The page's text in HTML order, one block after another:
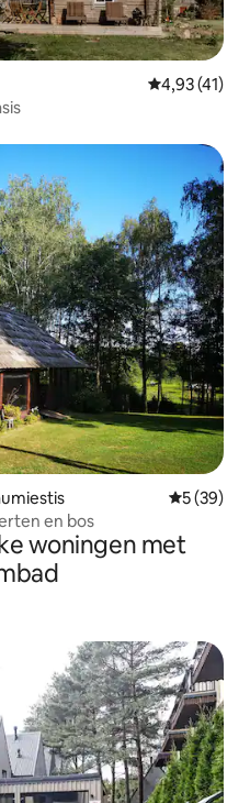
Gemiddelde
4,93 (41)
5 (39)
en bos
woningen met